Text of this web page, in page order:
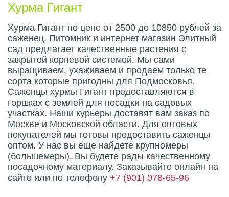
Хурма Гигант
Хурма Гигант по цене от 2500 до 10850 рублей за
саженец. Питомник и интернет магазин Элитный
сад предлагает качественные растения с
закрытой корневой системой. Мы сами
выращиваем, ухаживаем и продаем только те
сорта которые пригодны для Подмосковья.
Саженцы хурмы Гигант предоставляются в
горшках с землей для посадки на садовых
участках. Наши курьеры доставят вам заказ по
Москве и Московской области. Для оптовых
покупателей мы готовы предоставить саженцы
оптом. У нас вы еще найдете крупномеры
(большемеры). Вы будете рады качественному
посадочному материалу. Заказывайте онлайн на
сайте или по телефону +7 (901) 078-65-96